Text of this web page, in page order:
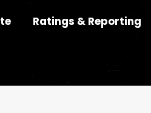
Ratings & Reporting